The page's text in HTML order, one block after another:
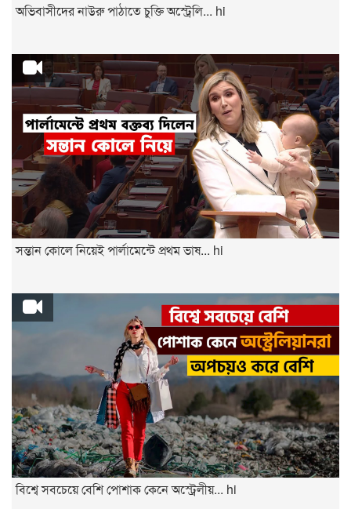
অভিবাসীদের নাউরু পাঠাতে চুক্তি অস্ট্রেলি... hi
সন্তান কোলে নিয়েই পার্লামেন্টে প্রথম ভাষ... hi
বিশ্বে সবচেয়ে বেশি পোশাক কেনে অস্ট্রেলীয়... hi